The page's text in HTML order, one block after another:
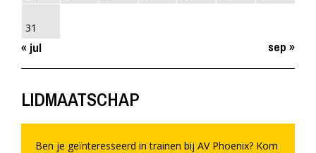
31
« jul sep »
LIDMAATSCHAP
Ben je geïnteresseerd in trainen bij AV Phoenix? Kom